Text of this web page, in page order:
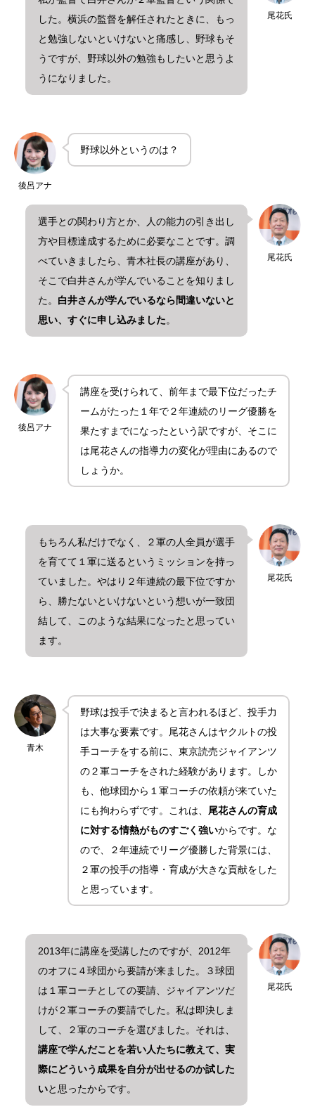
尾花氏
した。横浜の監督を解任されたときに、もっ
と勉強しないといけないと痛感し、野球もそ
うですが、野球以外の勉強もしたいと思うよ
うになりました。
後呂アナ
野球以外というのは？
尾花氏
選手との関わり方とか、人の能力の引き出し
方や目標達成するために必要なことです。調
べていきましたら、青木社長の講座があり、
そこで白井さんが学んでいることを知りまし
た。 白井さんが学んでいるなら間違いないと
思い、すぐに申し込みました。
後呂アナ
講座を受けられて、前年まで最下位だったチ
ームがたった１年で２年連続のリーグ優勝を
果たすまでになったという訳ですが、そこに
は尾花さんの指導力の変化が理由にあるので
しょうか。
尾花氏
もちろん私だけでなく、２軍の人全員が選手
を育てて１軍に送るというミッションを持っ
ていました。やはり２年連続の最下位ですか
ら、勝たないといけないという想いが一致団
結して、このような結果になったと思ってい
ます。
青木
野球は投手で決まると言われるほど、投手力
は大事な要素です。尾花さんはヤクルトの投
手コーチをする前に、東京読売ジャイアンツ
の２軍コーチをされた経験があります。しか
も、他球団から１軍コーチの依頼が来ていた
にも拘わらずです。これは、 尾花さんの育成
に対する情熱がものすごく強いからです。な
ので、２年連続でリーグ優勝した背景には、
２軍の投手の指導・育成が大きな貢献をした
と思っています。
尾花氏
2013年に講座を受講したのですが、2012年
のオフに４球団から要請が来ました。３球団
は１軍コーチとしての要請、ジャイアンツだ
けが２軍コーチの要請でした。私は即決しま
して、２軍のコーチを選びました。それは、
講座で学んだことを若い人たちに教えて、実
際にどういう成果を自分が出せるのか試した
いと思ったからです。